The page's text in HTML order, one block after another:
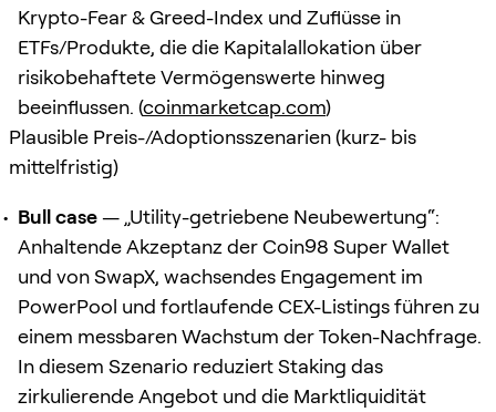
Krypto-Fear & Greed-Index und Zuflüsse in
ETFs/Produkte, die die Kapitalallokation über
risikobehaftete Vermögenswerte hinweg
beeinflussen. (coinmarketcap.com)
Plausible Preis-/Adoptionsszenarien (kurz- bis
mittelfristig)
Bull case— „Utility-getriebene Neubewertung“:
Anhaltende Akzeptanz der Coin98 Super Wallet
und von SwapX, wachsendes Engagement im
PowerPool und fortlaufende CEX-Listings führen zu
einem messbaren Wachstum der Token-Nachfrage.
In diesem Szenario reduziert Staking das
zirkulierende Angebot und die Marktliquidität